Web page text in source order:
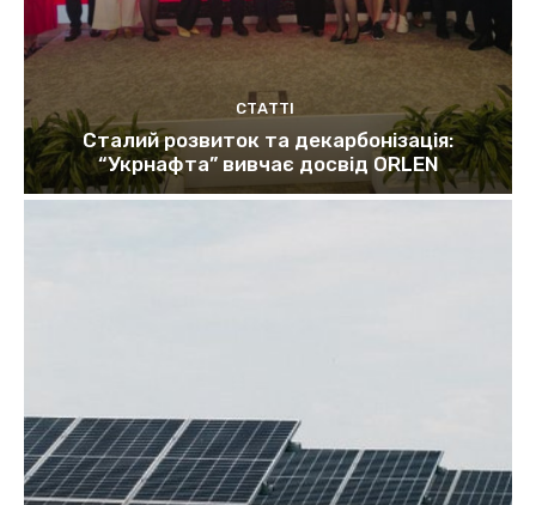
СТАТТІ
Сталий розвиток та декарбонізація:
“Укрнафта” вивчає досвід ORLEN